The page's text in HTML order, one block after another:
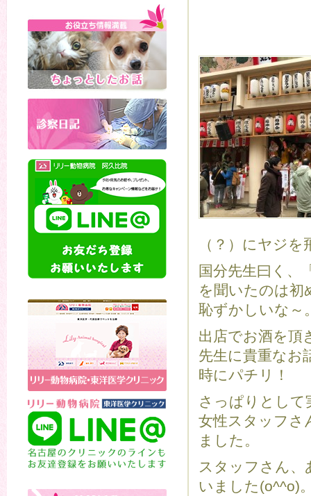
（？）にヤジ
国分先生曰く、
を聞いたのは初
恥ずかしいな～
出店でお酒を頂
先生に貴重なお
時にパチリ！
さっぱりとして
女性スタッフさ
ました。
スタッフさん
いました(o^^o)